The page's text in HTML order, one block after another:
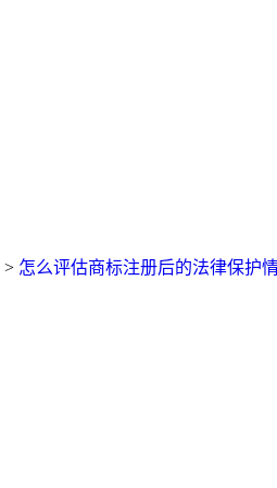
> 怎么评估商标注册后的法律保护